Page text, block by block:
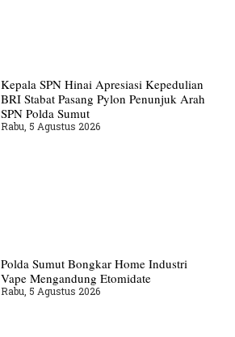
Kepala SPN Hinai Apresiasi Kepedulian
BRI Stabat Pasang Pylon Penunjuk Arah
SPN Polda Sumut
Rabu, 5 Agustus 2026
Polda Sumut Bongkar Home Industri
Vape Mengandung Etomidate
Rabu, 5 Agustus 2026